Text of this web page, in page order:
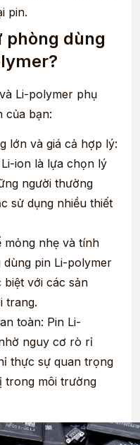
pin.
phòng dùng
Li-polymer phụ
của bạn:
lớn và giá cả hợp lý:
ion là lựa chọn lý
người thường
sử dụng nhiều thiết
mỏng nhẹ và tính
dùng pin Li-polymer
với các sản
trang.
toàn: Pin Li-
nguy cơ rò rỉ
thực sự quan trọng
trong môi trường